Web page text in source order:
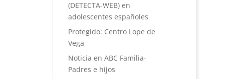
(DETECTA-WEB) en
adolescentes españoles
Protegido: Centro Lope de
Vega
Noticia en ABC Familia-
Padres e hijos